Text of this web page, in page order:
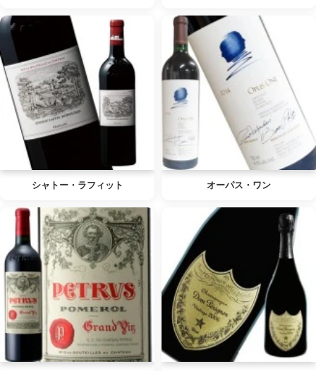
シャトー・ラフィット オーパス・ワン